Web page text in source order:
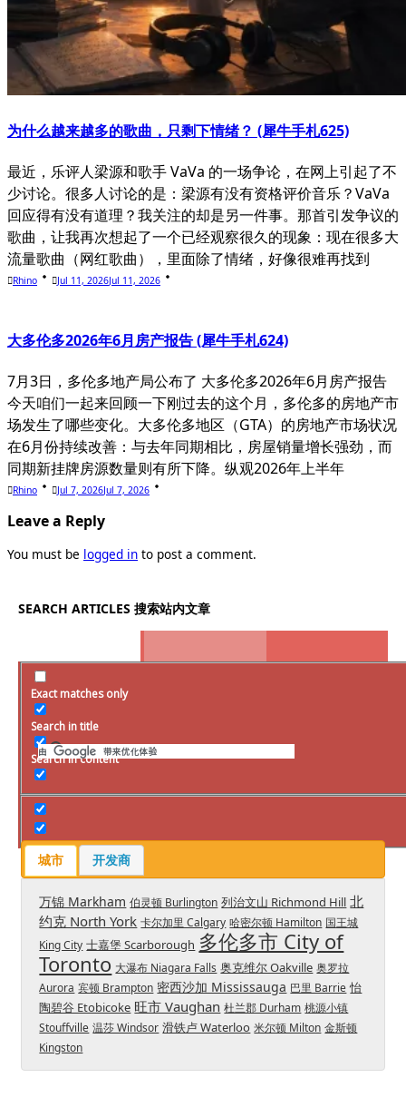
为什么越来越多的歌曲，只剩下情绪？ (犀牛手札625)
最近，乐评人梁源和歌手 VaVa 的一场争论，在网上引起了不
少讨论。很多人讨论的是：梁源有没有资格评价音乐？VaVa
回应得有没有道理？我关注的却是另一件事。那首引发争议的
歌曲，让我再次想起了一个已经观察很久的现象：现在很多大
流量歌曲（网红歌曲），里面除了情绪，好像很难再找到
Rhino Jul 11, 2026Jul 11, 2026
大多伦多2026年6月房产报告 (犀牛手札624)
7月3日，多伦多地产局公布了 大多伦多2026年6月房产报告
今天咱们一起来回顾一下刚过去的这个月，多伦多的房地产市
场发生了哪些变化。大多伦多地区（GTA）的房地产市场状况
在6月份持续改善：与去年同期相比，房屋销量增长强劲，而
同期新挂牌房源数量则有所下降。纵观2026年上半年
Rhino Jul 7, 2026Jul 7, 2026
Leave a Reply
You must be logged in to post a comment.
SEARCH ARTICLES 搜索站内文章
Exact matches only
Search in title
Search in content
SEARCH WITH GOOGLE 用谷歌搜索全站
房产要素
城市 开发商
万锦 Markham 伯灵顿 Burlington 列治文山 Richmond Hill 北
约克 North York 卡尔加里 Calgary 哈密尔顿 Hamilton 国王城
King City 士嘉堡 Scarborough 多伦多市 City of
Toronto 大瀑布 Niagara Falls 奥克维尔 Oakville 奥罗拉
Aurora 宾顿 Brampton 密西沙加 Mississauga 巴里 Barrie 怡
陶碧谷 Etobicoke 旺市 Vaughan 杜兰郡 Durham 桃源小镇
Stouffville 温莎 Windsor 滑铁卢 Waterloo 米尔顿 Milton 金斯顿
Kingston